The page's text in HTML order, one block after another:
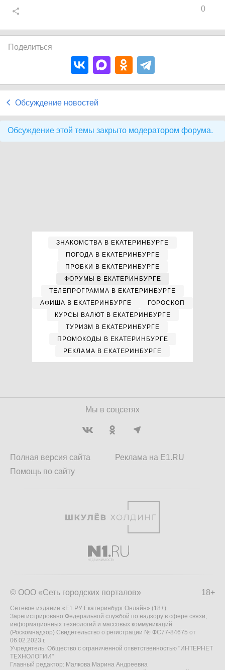
0
Поделиться
Обсуждение новостей
Обсуждение этой темы закрыто модератором форума.
ЗНАКОМСТВА В ЕКАТЕРИНБУРГЕ
ПОГОДА В ЕКАТЕРИНБУРГЕ
ПРОБКИ В ЕКАТЕРИНБУРГЕ
ФОРУМЫ В ЕКАТЕРИНБУРГЕ
ТЕЛЕПРОГРАММА В ЕКАТЕРИНБУРГЕ
АФИША В ЕКАТЕРИНБУРГЕ
ГОРОСКОП
КУРСЫ ВАЛЮТ В ЕКАТЕРИНБУРГЕ
ТУРИЗМ В ЕКАТЕРИНБУРГЕ
ПРОМОКОДЫ В ЕКАТЕРИНБУРГЕ
РЕКЛАМА В ЕКАТЕРИНБУРГЕ
Мы в соцсетях
Полная версия сайта
Помощь по сайту
Реклама на E1.RU
18+
© ООО «Сеть городских порталов»
Сетевое издание «Е1.РУ Екатеринбург Онлайн» (18+)
Зарегистрировано Федеральной службой по надзору в сфере связи,
информационных технологий и массовых коммуникаций
(Роскомнадзор) Свидетельство о регистрации № ФС77-84675 от
06.02.2023 г.
Учредитель: Общество с ограниченной ответственностью "ИНТЕРНЕТ
ТЕХНОЛОГИИ"
Главный редактор: Малкова Марина Андреевна